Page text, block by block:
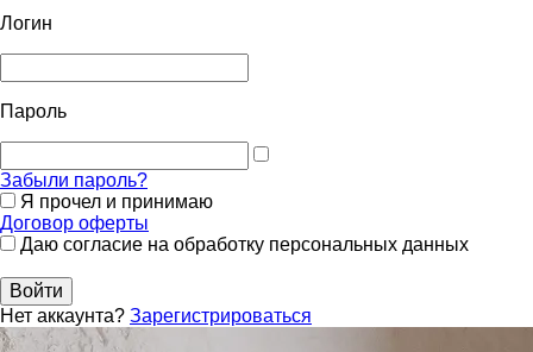
Логин
Пароль
Забыли пароль?
Я прочел и принимаю
Договор оферты
Даю согласие на обработку персональных данных
Войти
Нет аккаунта? Зарегистрироваться